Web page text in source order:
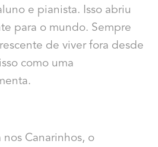
e pianista. Isso abriu
para o mundo. Sempre
de viver fora desde
como uma
Canarinhos, o